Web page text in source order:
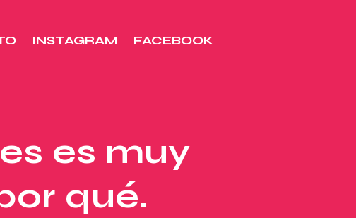
INSTAGRAM FACEBOOK
es muy
qué.